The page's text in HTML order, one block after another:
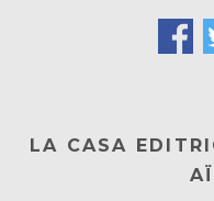
LA CASA